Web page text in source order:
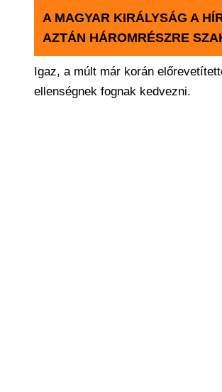
A MAGYAR KIRÁLYSÁG A
AZTÁN HÁROMRÉSZRE
Igaz, a múlt már korán
ellenségnek fognak kedvezni.